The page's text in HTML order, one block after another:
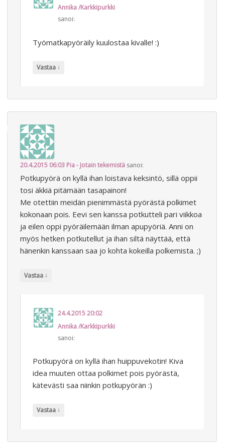
Annika /Karkkipurkki
sanoi:
Työmatkapyöräily kuulostaa kivalle! :)
Vastaa ↓
20.4.2015 06:03 Pia - Jotain tekemistä sanoi:
Potkupyörä on kyllä ihan loistava keksintö, sillä oppii
tosi äkkiä pitämään tasapainon!
Me otettiin meidän pienimmästä pyörästä polkimet
kokonaan pois. Eevi sen kanssa potkutteli pari viikkoa
ja eilen oppi pyöräilemään ilman apupyöriä. Anni on
myös hetken potkutellut ja ihan siltä näyttää, että
hänenkin kanssaan saa jo kohta kokeilla polkemista. ;)
Vastaa ↓
24.4.2015 20:02
Annika /Karkkipurkki
sanoi:
Potkupyörä on kyllä ihan huippuvekotin! Kiva
idea muuten ottaa polkimet pois pyörästä,
kätevästi saa niinkin potkupyörän :)
Vastaa ↓